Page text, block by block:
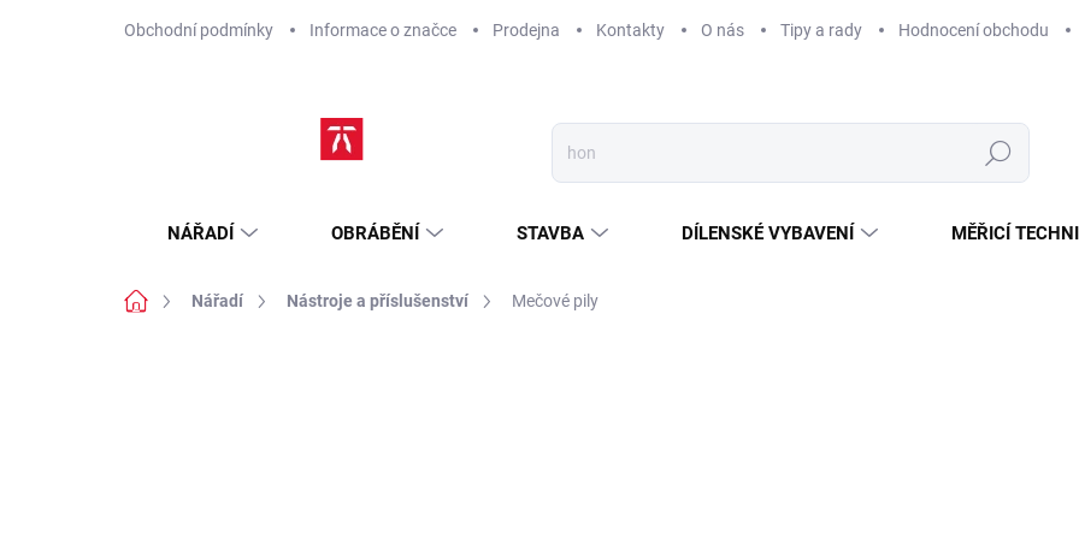
Obchodní podmínky Informace o značce Prodejna Kontakty O nás Tipy a rady Hodnocení obchodu
Hledat
NÁŘADÍ OBRÁBĚNÍ STAVBA DÍLENSKÉ VYBAVENÍ MĚŘICÍ
Domů Nářadí Nástroje a příslušenství Mečové pily